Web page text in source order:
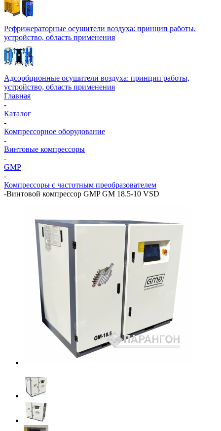
Рефрижераторные осушители воздуха: принцип работы,
устройство, область применения
Адсорбционные осушители воздуха: принцип работы,
устройство, область применения
Главная
-
Каталог
-
Компрессорное оборудование
-
Винтовые компрессоры
-
GMP
-
Компрессоры с частотным преобразователем
-Винтовой компрессор GMP GM 18.5-10 VSD